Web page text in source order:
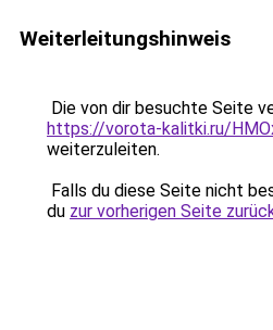
Weiterleitungshinweis
Die von dir besuchte Seite
https://vorota-kalitki.ru/
weiterzuleiten.
Falls du diese Seite nicht
du zur vorherigen Seite